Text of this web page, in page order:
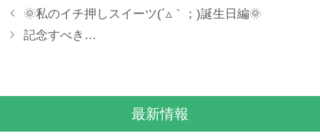
🌞私のイチ押しスイーツ(´▵｀；)誕生日編🌞
記念すべき…
最新情報